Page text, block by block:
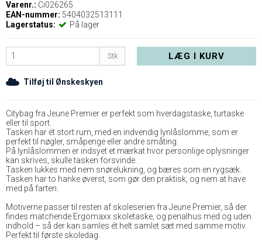
Varenr.: Ci026265
EAN-nummer: 5404032513111
Lagerstatus:
På lager
Stk LÆG I KURV
Tilføj til Ønskeskyen
Citybag fra Jeune Premier er perfekt som hverdagstaske, turtaske
eller til sport.
Tasken har ét stort rum, med en indvendig lynlåslomme, som er
perfekt til nøgler, småpenge eller andre småting.
På lynlåslommen er indsyet et mærkat hvor personlige oplysninger
kan skrives, skulle tasken forsvinde.
Tasken lukkes med nem snørelukning, og bæres som en rygsæk.
Tasken har to hanke øverst, som gør den praktisk, og nem at have
med på farten.
Motiverne passer til resten af skoleserien fra Jeune Premier, så der
findes matchende Ergomaxx skoletaske, og penalhus med og uden
indhold – så der kan samles ét helt samlet sæt med samme motiv.
Perfekt til første skoledag.